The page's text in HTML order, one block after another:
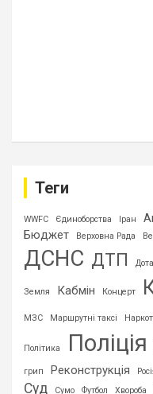
Теги
WWFC Єдиноборства Іран
Бюджет Верховна Рада
ДСНС ДТП
Земля Кабмін Концерт
МЗС Маршрутні таксі
Політика Поліція
грип Реконструкція
Суд
Сумо Футбол Хвороба